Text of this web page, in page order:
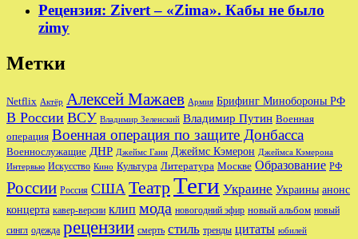
Рецензия: Zivert – «Zima». Кабы не было
zimy
Метки
Netflix Актёр Алексей Мажаев Армия Брифинг Минобороны РФ
В России ВСУ Владимир Зеленский Владимир Путин Военная
операция Военная операция по защите Донбасса
Военнослужащие ДНР Джеймс Ганн Джеймс Кэмерон Джеймса Кэмерона
Интервью Искусство Кино Культура Литература Москве Образование РФ
России Россия США ТеатрТеги Украине Украины анонс
концерта кавер-версии клип мода новогодний эфир новый альбом новый
сингл одежда рецензии смерть стиль тренды цитаты юбилей